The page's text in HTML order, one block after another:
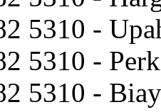
5310 -
5310 -
5310 -